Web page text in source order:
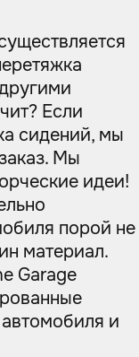
Если
сидений, мы
Мы
идеи!
порой не
материал.
Garage
и